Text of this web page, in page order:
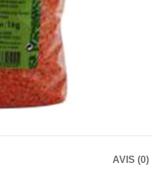
AVIS (0)